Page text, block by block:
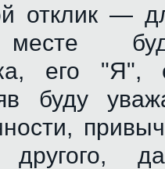
отклик —
его
буду
другого,